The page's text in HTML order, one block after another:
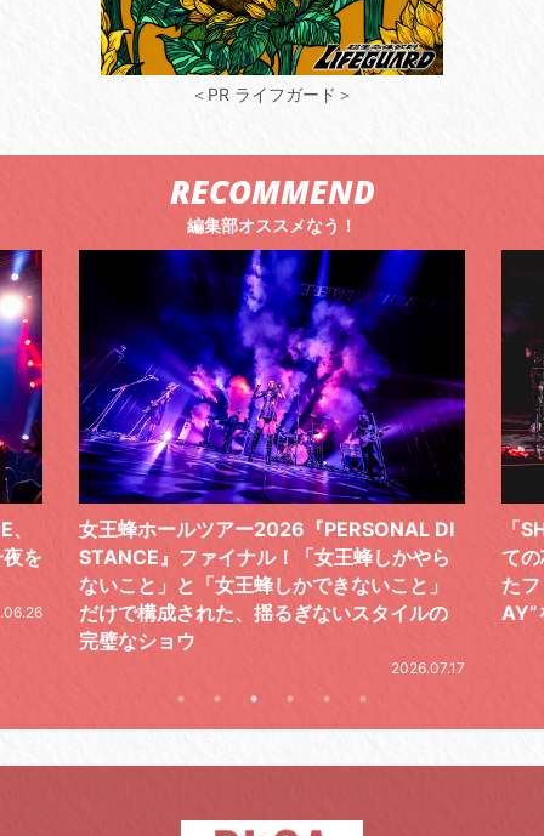
＜PR ライフガード＞
RECOMMEND
編集部オススメなう！
DI
ら
の
「SHISHAMOでした!!!」ロックバンドとし
ての芯を貫き通し、笑顔と感謝で泳ぎ切っ
たファイナルライブ、DAY2“GOODBYE D
AY”をレポート